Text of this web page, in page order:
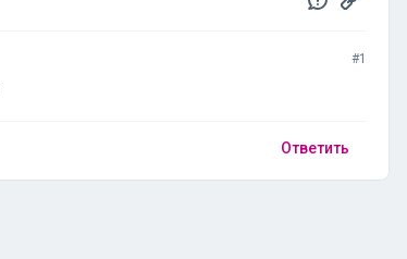
#1
Ответить